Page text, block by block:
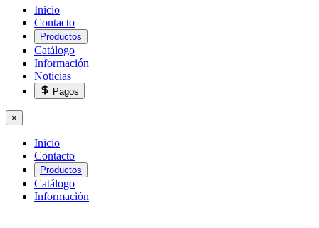
Inicio
Contacto
Productos
Catálogo
Información
Noticias
Pagos
×
Inicio
Contacto
Productos
Catálogo
Información